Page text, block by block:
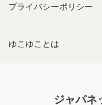
プライバシーポリシー
ゆこゆことは
ジャパネ